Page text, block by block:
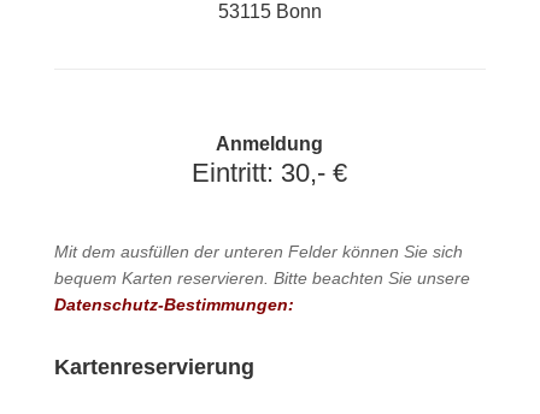
53115 Bonn
Anmeldung
Eintritt: 30,- €
Mit dem ausfüllen der unteren Felder können Sie sich
bequem Karten reservieren. Bitte beachten Sie unsere
Datenschutz-Bestimmungen:
Kartenreservierung